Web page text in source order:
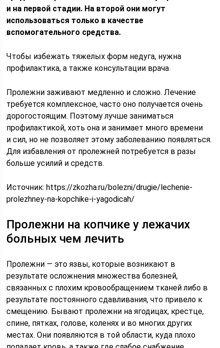
и на первой стадии. На второй они могут
использоваться только в качестве
вспомогательного средства.
Чтобы избежать тяжелых форм недуга, нужна
профилактика, а также консультации врача
Пролежни заживают медленно и сложно. Лечение
требуется комплексное, часто оно получается очень
дорогостоящим. Поэтому лучше заниматься
профилактикой, хоть она и занимает много времени
и сил, но не позволяет этому заболеванию появляться.
Для избавления от пролежней потребуется в разы
больше усилий и средств.
Источник:https://zkozha.ru/bolezni/drugie/lechenie-
prolezhney-na-kopchike-i-yagodicah/
Пролежни на копчике у лежачих
больных чем лечить
Пролежни — это язвы, которые возникают в
результате осложнения множества болезней,
связанных с плохим кровообращением тканей либо в
результате постоянного сдавливания, что привело к
смещению. Бывают пролежни на ягодицах, крестце,
спине, пятках, голове, коленях и во многих других
местах. Они появляются в той области, куда плохо